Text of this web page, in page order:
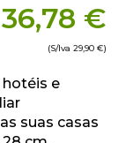
36,78 €
(S/Iva 29,90 €)
hotéis e
suas casas